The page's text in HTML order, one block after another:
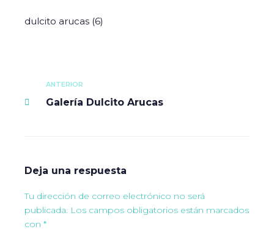
dulcito arucas (6)
ANTERIOR
Galería Dulcito Arucas
Deja una respuesta
Tu dirección de correo electrónico no será
publicada. Los campos obligatorios están marcados
con *